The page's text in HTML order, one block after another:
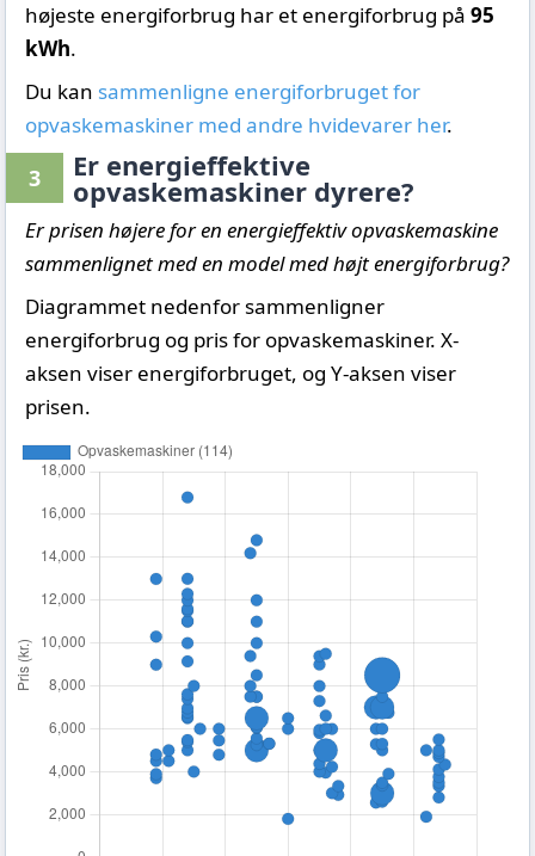
højeste energiforbrug har et energiforbrug på 95
kWh.
Du kan sammenligne energiforbruget for
opvaskemaskiner med andre hvidevarer her.
3 Er energieffektive
opvaskemaskiner dyrere?
Er prisen højere for en energieffektiv opvaskemaskine
sammenlignet med en model med højt energiforbrug?
Diagrammet nedenfor sammenligner
energiforbrug og pris for opvaskemaskiner. X-
aksen viser energiforbruget, og Y-aksen viser
prisen.